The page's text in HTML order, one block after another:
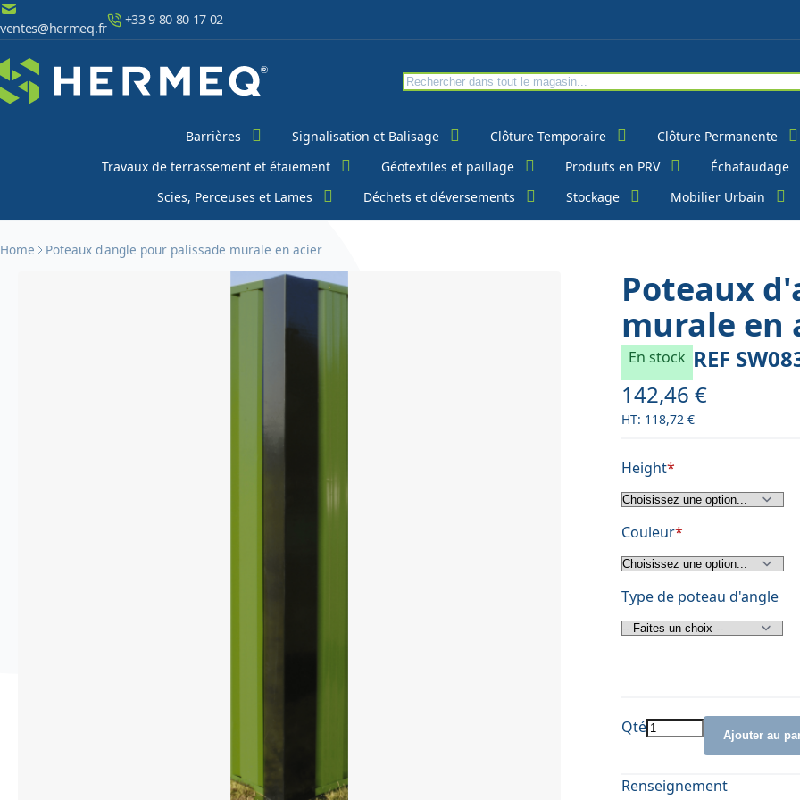
Aller au contenu
ventes@hermeq.fr
+33 9 80 80 17 02
Barrières Signalisation et Balisage Clôture Temporaire
Clôture Permanente
Travaux de terrassement et étaiement
Géotextiles et paillage Produits en PRV
Échafaudage
Scies, Perceuses et Lames
Déchets et déversements Stockage Mobilier Urbain
Home Poteaux d'angle pour palissade murale en acier
Poteaux
murale en
En stock REF
À partir de
142,46 €
118,72 €
Height
Couleur
Type de poteau d'angle
Qté Ajouter au
Renseignement